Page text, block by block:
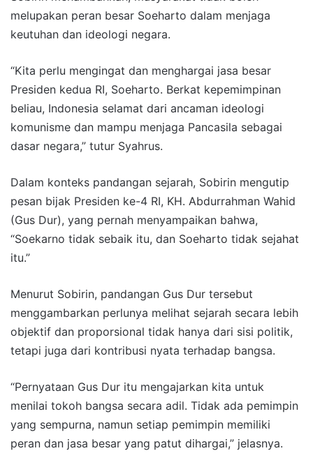
melupakan peran besar Soeharto dalam menjaga
keutuhan dan ideologi negara.
“Kita perlu mengingat dan menghargai jasa besar
Presiden kedua RI, Soeharto. Berkat kepemimpinan
beliau, Indonesia selamat dari ancaman ideologi
komunisme dan mampu menjaga Pancasila sebagai
dasar negara,” tutur Syahrus.
Dalam konteks pandangan sejarah, Sobirin mengutip
pesan bijak Presiden ke-4 RI, KH. Abdurrahman Wahid
(Gus Dur), yang pernah menyampaikan bahwa,
“Soekarno tidak sebaik itu, dan Soeharto tidak sejahat
itu.”
Menurut Sobirin, pandangan Gus Dur tersebut
menggambarkan perlunya melihat sejarah secara lebih
objektif dan proporsional tidak hanya dari sisi politik,
tetapi juga dari kontribusi nyata terhadap bangsa.
“Pernyataan Gus Dur itu mengajarkan kita untuk
menilai tokoh bangsa secara adil. Tidak ada pemimpin
yang sempurna, namun setiap pemimpin memiliki
peran dan jasa besar yang patut dihargai,” jelasnya.